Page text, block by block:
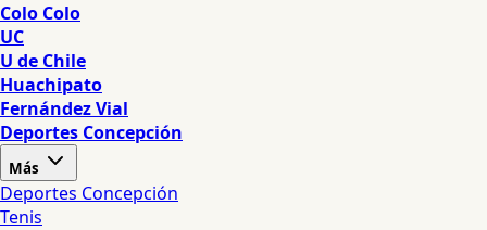
Colo Colo
UC
U de Chile
Huachipato
Fernández Vial
Deportes Concepción
Más
Deportes Concepción
Tenis